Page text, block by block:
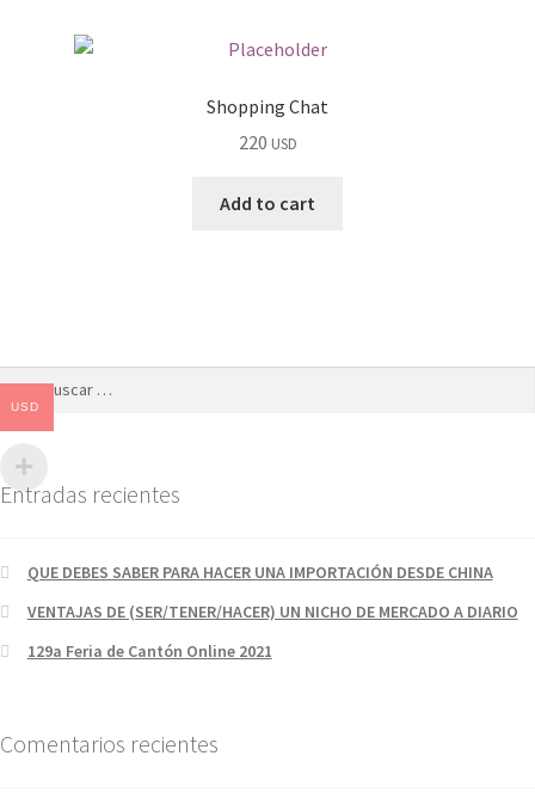
Shopping Chat
220 USD
Add to cart
Entradas recientes
QUE DEBES SABER PARA HACER UNA IMPORTACIÓN DESDE CHINA
VENTAJAS DE (SER/TENER/HACER) UN NICHO DE MERCADO A DIARIO
129a Feria de Cantón Online 2021
Comentarios recientes
USD